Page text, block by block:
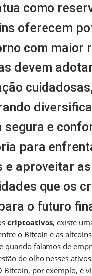
como
oferecem
com maior
devem
cuidadosas,
segura e
para
e aproveitar
que os
o futuro
criptoativos, existe
o Bitcoin e as
quando falamos de
de olho nesses
Bitcoin, por exemplo, é